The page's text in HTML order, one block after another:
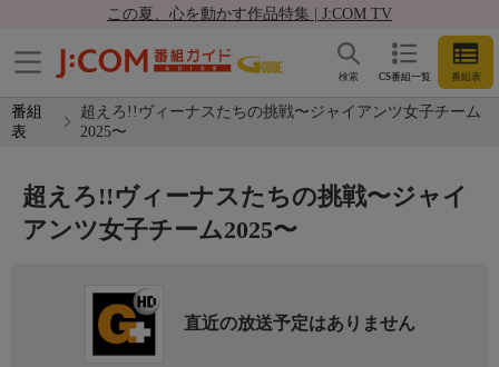
この夏、心を動かす作品特集 | J:COM TV
CS番組一覧 番組表
検索
番組
表
超えろ!!ヴィーナスたちの挑戦〜ジャイアンツ女子チーム
2025〜
超えろ!!ヴィーナスたちの挑戦〜ジャイ
アンツ女子チーム2025〜
直近の放送予定はありません